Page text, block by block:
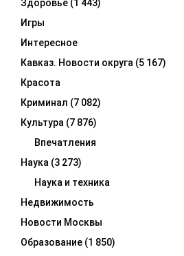
Здоровье (1 443)
Игры
Интересное
Кавказ. Новости округа (5 167)
Красота
Криминал (7 082)
Культура (7 876)
Впечатления
Наука (3 273)
Наука и техника
Недвижимость
Новости Москвы
Образование (1 850)